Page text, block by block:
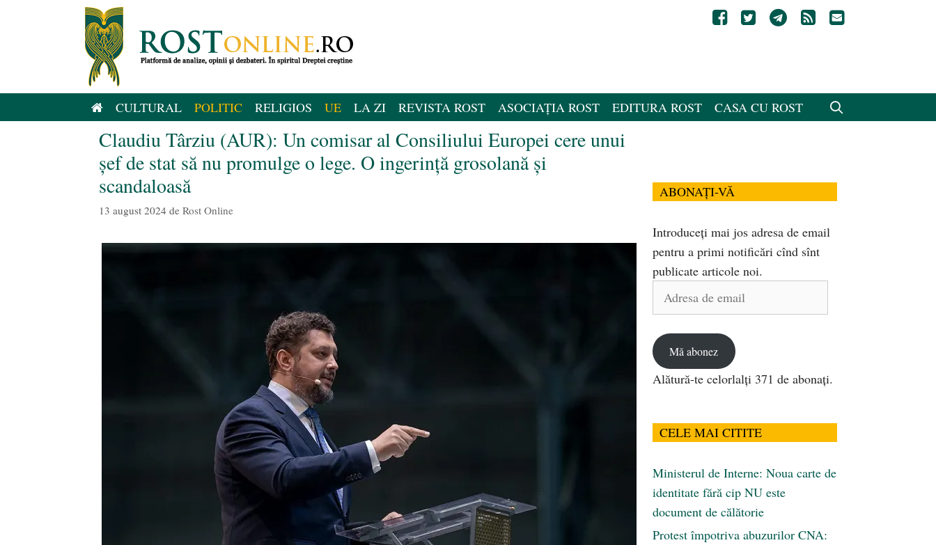
CULTURAL POLITIC RELIGIOS UE LA ZI REVISTA ROST ASOCIAȚIA ROST EDITURA ROST CASA CU ROST
Claudiu Târziu (AUR): Un comisar al Consiliului Europei cere unui
șef de stat să nu promulge o lege. O ingerință grosolană și
scandaloasă
13 august 2024 de Rost Online
ABONAȚI-VĂ
Introduceți mai jos adresa de email
pentru a primi notificări cînd sînt
publicate articole noi.
Adresa
Mă abonez
Alătură-te celorlalți 371 de abonați.
CELE MAI CITITE
Ministerul de Interne: Noua carte de
identitate fără cip NU este
document de călătorie
Protest împotriva abuzurilor CNA: